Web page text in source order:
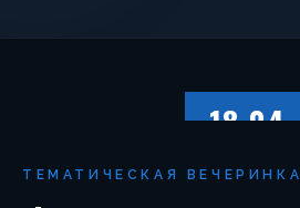
18.04
ТЕМАТИЧЕСКАЯ ВЕЧЕРИНКА